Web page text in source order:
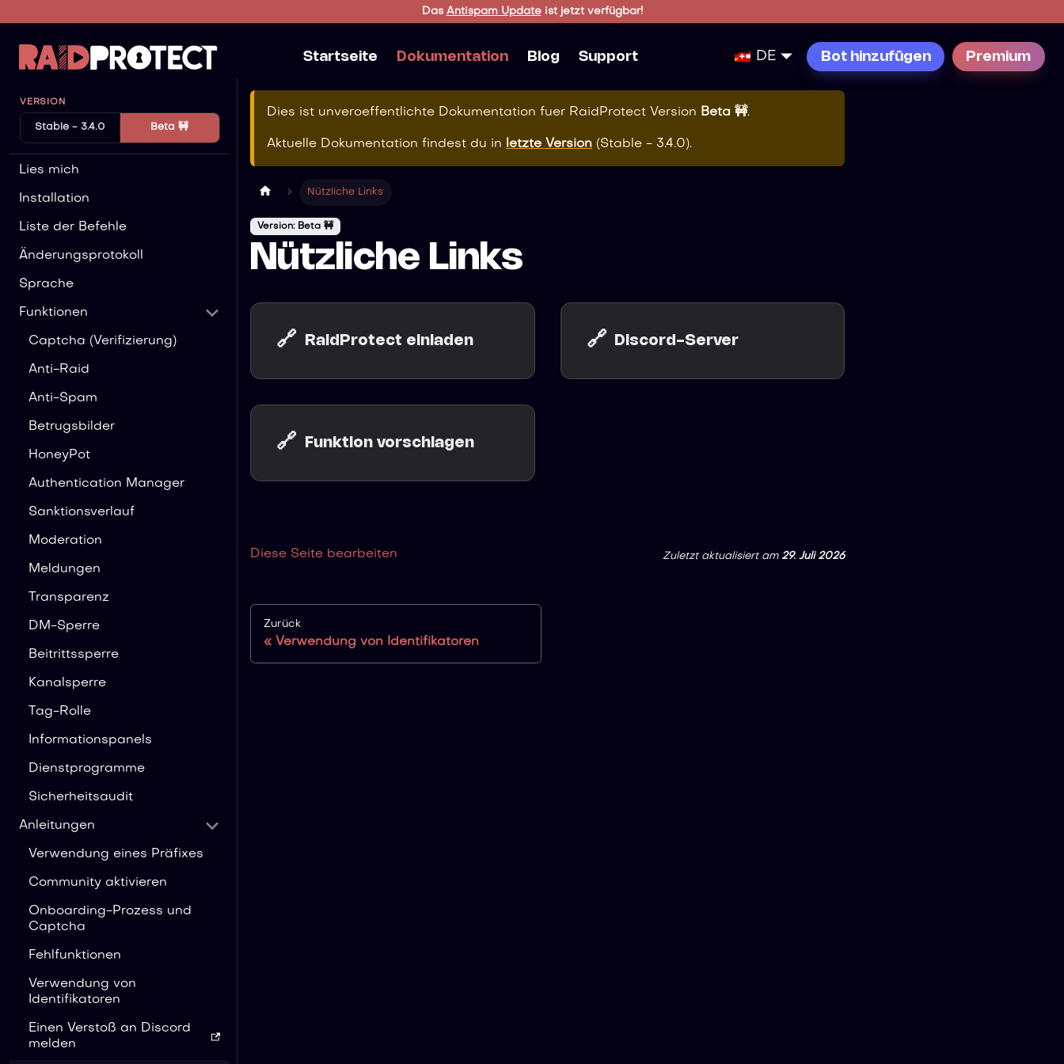
Das Antispam Updateist jetzt verfügbar!
Startseite Dokumentation Blog Support DE Bot hinzufügen Premium
VERSION
Stable - 3.4.0 Beta 🚧
Lies mich
Installation
Liste der Befehle
Änderungsprotokoll
Sprache
Funktionen
Captcha (Verifizierung)
Anti-Raid
Anti-Spam
Betrugsbilder
HoneyPot
Authentication Manager
Sanktionsverlauf
Moderation
Meldungen
Transparenz
DM-Sperre
Beitrittssperre
Kanalsperre
Tag-Rolle
Informationspanels
Dienstprogramme
Sicherheitsaudit
Anleitungen
Verwendung eines Präfixes
Community aktivieren
Onboarding-Prozess und
Captcha
Fehlfunktionen
Verwendung von
Identifikatoren
Einen Verstoß an Discord
melden
Dies ist unveroeffentlichte Dokumentation fuer RaidProtect Version Beta 🚧.
Aktuelle Dokumentation findest du in letzte Version (Stable - 3.4.0).
Nützliche Links
Version: Beta 🚧
Nützliche Links
🔗 RaidProtect einladen 🔗 Discord-Server
🔗 Funktion vorschlagen
Diese Seite bearbeiten Zuletzt aktualisiertam 29. Juli 2026
Zurück
Verwendung von Identifikatoren